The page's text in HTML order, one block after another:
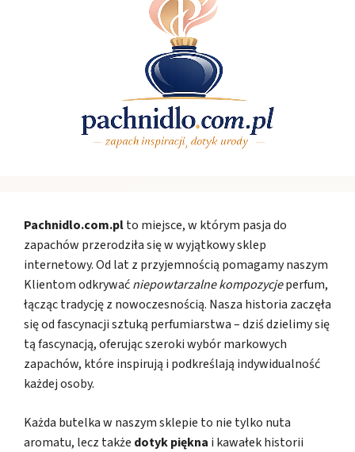
Pachnidlo.com.plto miejsce, w którym pasja do
zapachów przerodziła się w wyjątkowy sklep
internetowy. Od lat z przyjemnością pomagamy naszym
Klientom odkrywaćniepowtarzalne kompozycjeperfum,
łącząc tradycję z nowoczesnością. Nasza historia zaczęła
się od fascynacji sztuką perfumiarstwa – dziś dzielimy się
tą fascynacją, oferując szeroki wybór markowych
zapachów, które inspirują i podkreślają indywidualność
każdej osoby.
Każda butelka w naszym sklepie to nie tylko nuta
aromatu, lecz także dotyk piękna i kawałek historii